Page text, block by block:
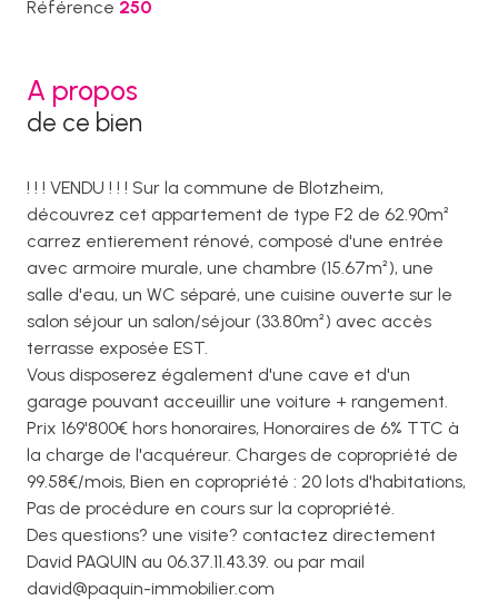
Référence 250
A propos
de ce bien
! ! ! VENDU ! ! ! Sur la commune de Blotzheim,
découvrez cet appartement de type F2 de 62.90m²
carrez entierement rénové, composé d'une entrée
avec armoire murale, une chambre (15.67m²), une
salle d'eau, un WC séparé, une cuisine ouverte sur le
salon séjour un salon/séjour (33.80m²) avec accès
terrasse exposée EST.
Vous disposerez également d'une cave et d'un
garage pouvant acceuillir une voiture + rangement.
Prix 169'800€ hors honoraires, Honoraires de 6% TTC à
la charge de l'acquéreur. Charges de copropriété de
99.58€/mois, Bien en copropriété : 20 lots d'habitations,
Pas de procédure en cours sur la copropriété.
Des questions? une visite? contactez directement
David PAQUIN au 06.37.11.43.39. ou par mail
david@paquin-immobilier.com